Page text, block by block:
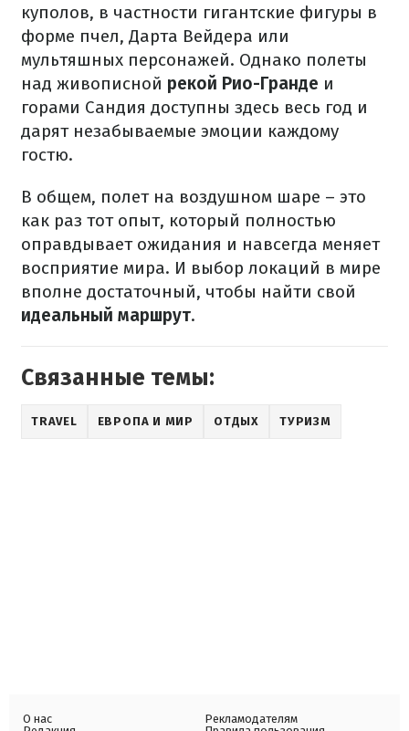
куполов, в частности гигантские фигуры в
форме пчел, Дарта Вейдера или
мультяшных персонажей. Однако полеты
над живописной рекой Рио-Гранде и
горами Сандия доступны здесь весь год и
дарят незабываемые эмоции каждому
гостю.
В общем, полет на воздушном шаре – это
как раз тот опыт, который полностью
оправдывает ожидания и навсегда меняет
восприятие мира. И выбор локаций в мире
вполне достаточный, чтобы найти свой
идеальный маршрут.
Связанные темы:
TRAVEL ЕВРОПА И МИР ОТДЫХ ТУРИЗМ
О нас
Рекламодателям